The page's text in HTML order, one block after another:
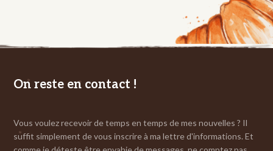
On reste en contact !
Vous voulez recevoir de temps en temps de mes nouvelles ? Il
suffit simplement de vous inscrire à ma lettre d'informations. Et